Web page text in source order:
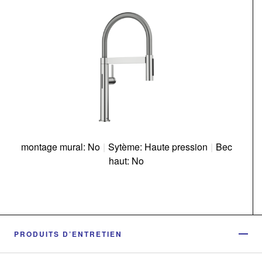
montage mural: No | Sytème: Haute pression | Bec
haut: No
PRODUITS D’ENTRETIEN